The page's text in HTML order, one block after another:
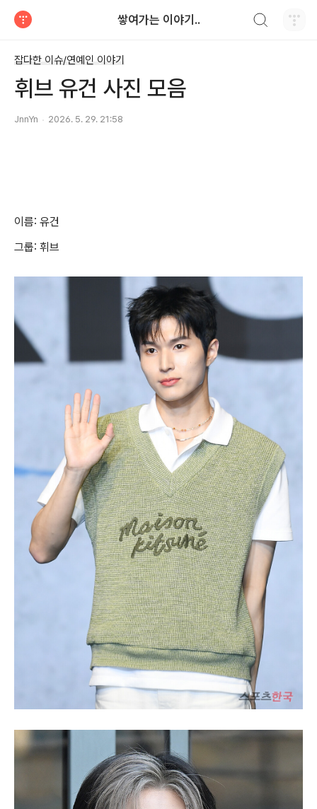
쌓여가는 이야기..
잡다한 이슈/연예인 이야기
휘브 유건 사진 모음
JnnYn 2026. 5. 29. 21:58
이름: 유건
그룹: 휘브